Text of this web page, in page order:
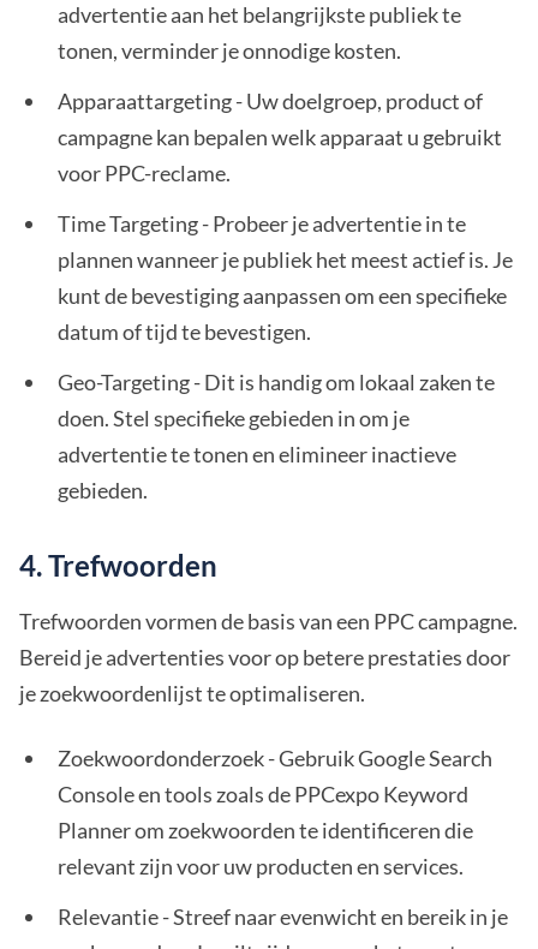
advertentie aan het belangrijkste publiek te
tonen, verminder je onnodige kosten.
Apparaattargeting - Uw doelgroep, product of
campagne kan bepalen welk apparaat u gebruikt
voor PPC-reclame.
Time Targeting - Probeer je advertentie in te
plannen wanneer je publiek het meest actief is. Je
kunt de bevestiging aanpassen om een specifieke
datum of tijd te bevestigen.
Geo-Targeting - Dit is handig om lokaal zaken te
doen. Stel specifieke gebieden in om je
advertentie te tonen en elimineer inactieve
gebieden.
4. Trefwoorden
Trefwoorden vormen de basis van een PPC campagne.
Bereid je advertenties voor op betere prestaties door
je zoekwoordenlijst te optimaliseren.
Zoekwoordonderzoek - Gebruik Google Search
Console en tools zoals de PPCexpo Keyword
Planner om zoekwoorden te identificeren die
relevant zijn voor uw producten en services.
Relevantie - Streef naar evenwicht en bereik in je